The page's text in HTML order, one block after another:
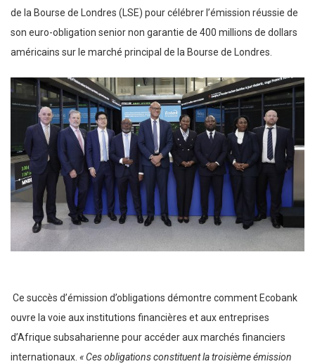
de la Bourse de Londres (LSE) pour célébrer l’émission réussie de
son euro-obligation senior non garantie de 400 millions de dollars
américains sur le marché principal de la Bourse de Londres.
Ce succès d’émission d’obligations démontre comment Ecobank
ouvre la voie aux institutions financières et aux entreprises
d’Afrique subsaharienne pour accéder aux marchés financiers
internationaux. « Ces obligations constituent la troisième émission